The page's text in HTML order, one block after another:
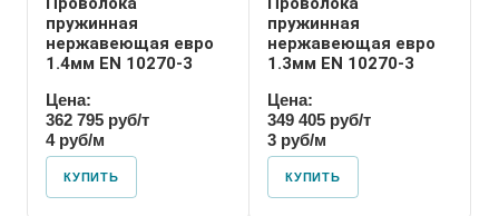
пружинная
нержавеющая евро
1.4мм EN 10270-3
Цена:
362 795 руб/т
4 руб/м
КУПИТЬ
пружинная
нержавеющая евро
1.3мм EN 10270-3
Цена:
349 405 руб/т
3 руб/м
КУПИТЬ